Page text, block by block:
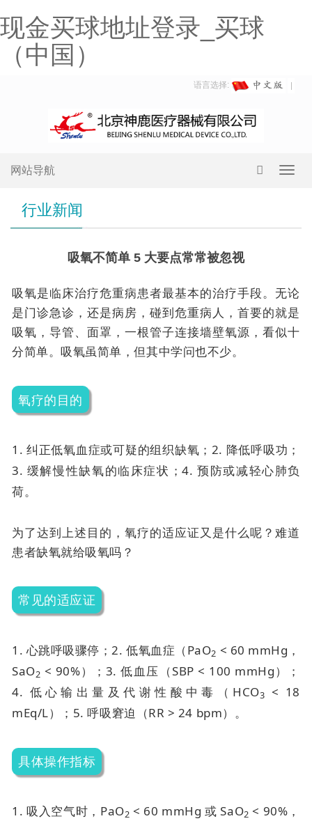
现金买球地址登录_买球
（中国）
语言选择:
网站导航
行业新闻
吸氧不简单 5 大要点常常被忽视
吸氧是临床治疗危重病患者最基本的治疗手段。无论
是门诊急诊，还是病房，碰到危重病人，首要的就是
吸氧，导管、面罩，一根管子连接墙壁氧源，看似十
分简单。吸氧虽简单，但其中学问也不少。
氧疗的目的
1. 纠正低氧血症或可疑的组织缺氧； 2. 降低呼吸功；
3. 缓解慢性缺氧的临床症状；4. 预防或减轻心肺负
荷。
为了达到上述目的，氧疗的适应证又是什么呢？难道
患者缺氧就给吸氧吗？
常见的适应证
1. 心跳呼吸骤停；2. 低氧血症（PaO2 < 60 mmHg，
SaO2 < 90%）； 3. 低血压（SBP < 100 mmHg）；
4. 低心输出量及代谢性酸中毒（HCO3
< 18
mEq/L）； 5. 呼吸窘迫（RR > 24 bpm）。
具体操作指标
1. 吸入空气时，PaO2 < 60 mmHg 或 SaO2 < 90%，